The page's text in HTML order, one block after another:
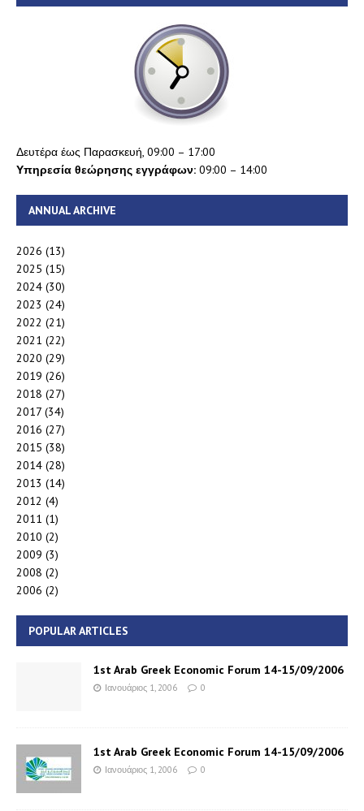
Δευτέρα έως Παρασκευή, 09:00 – 17:00
Υπηρεσία θεώρησης εγγράφων: 09:00 – 14:00
ANNUAL ARCHIVE
2026 (13)
2025 (15)
2024 (30)
2023 (24)
2022 (21)
2021 (22)
2020 (29)
2019 (26)
2018 (27)
2017 (34)
2016 (27)
2015 (38)
2014 (28)
2013 (14)
2012 (4)
2011 (1)
2010 (2)
2009 (3)
2008 (2)
2006 (2)
POPULAR ARTICLES
1st Arab Greek Economic Forum 14-15/09/2006
Ιανουάριος 1, 2006 0
1st Arab Greek Economic Forum 14-15/09/2006
Ιανουάριος 1, 2006 0